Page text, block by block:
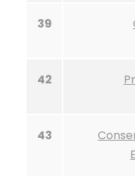
39
42
43